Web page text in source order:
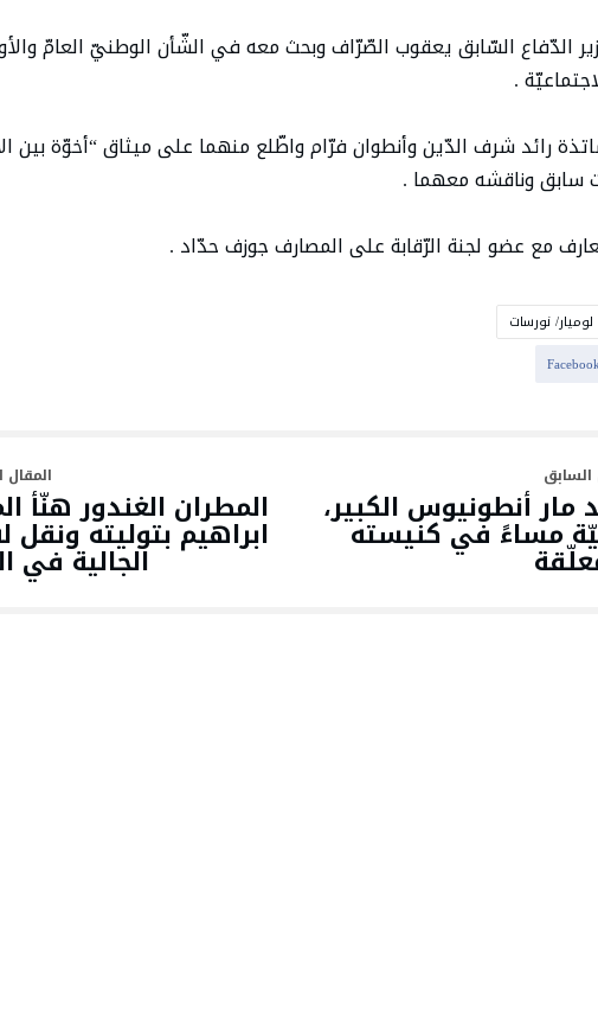
الدّفاع السّابق يعقوب الصّرّاف وبحث معه في الشّأن الوطنيّ العامّ
.
رائد شرف الدّين وأنطوان فرّام واطّلع منهما على ميثاق “أخوّة بين
وناقشه معهما .
مع عضو لجنة الرّقابة على المصارف جوزف حدّاد .
نورسات
أنطونيوس الكبير،
مساءً في كنيسته
المطران الغندور هنّأ
ابراهيم بتوليته
الجالية في